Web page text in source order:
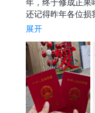
年，终于修成正果
还记得昨年各位
展开